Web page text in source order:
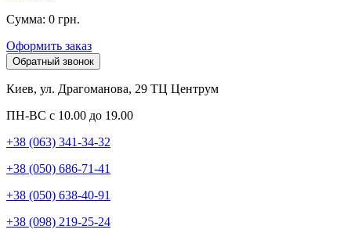
Сумма: 0 грн.
Оформить заказ
Обратный звонок
Киев, ул. Драгоманова, 29 ТЦ Центрум
ПН-ВС с 10.00 до 19.00
+38 (063) 341-34-32
+38 (050) 686-71-41
+38 (050) 638-40-91
+38 (098) 219-25-24